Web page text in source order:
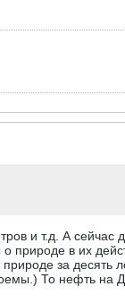
и т.д. А сейчас
природе в их
за десять
То нефть на